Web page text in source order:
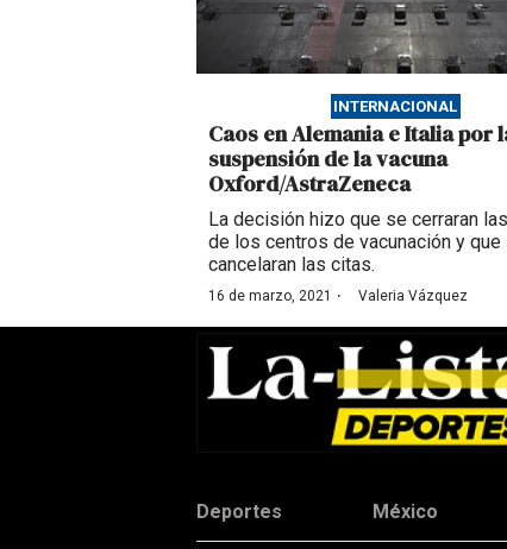
INTERNACIONAL
Caos en Alemania e Italia por
suspensión de la vacuna
Oxford/AstraZeneca
La decisión hizo que se cerraran
de los centros de vacunación y que
cancelaran las citas.
16 de marzo, 2021 · Valeria Vázquez
Deportes México